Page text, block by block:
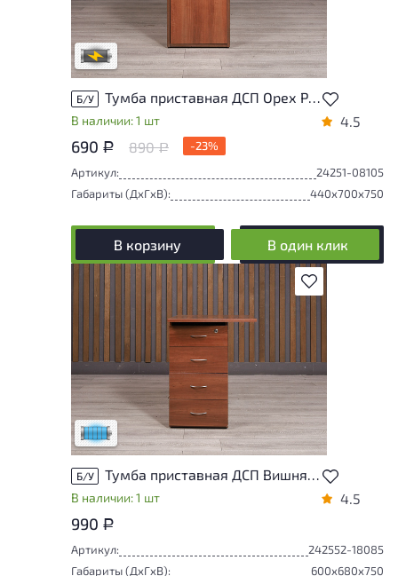
дополнительную информацию у
сотрудников магазина
В обработке
Б/У
В наличии: 1 шт 4.5
690 Р 890Р
-23%
Артикул:
24251-08105
Габариты (ДxГxВ):
440x700x750
В корзину В один клик
В избранное
Состояние товара приближено к новому,
могут присутствовать незначительные
следы эксплуатации
Низкая степень износа
Б/У
В наличии: 1 шт 4.5
990 Р
Артикул:
242552-18085
Габариты (ДxГxВ):
600x680x750